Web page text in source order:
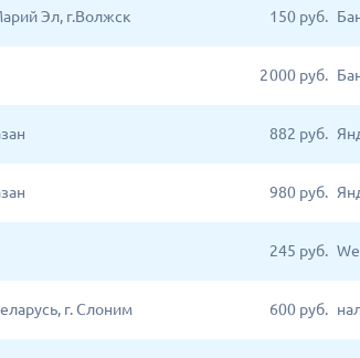
Эл, г.Волжск 150 руб.
2 000 руб.
882 руб.
980 руб.
245 руб.
г. Слоним 600 руб.